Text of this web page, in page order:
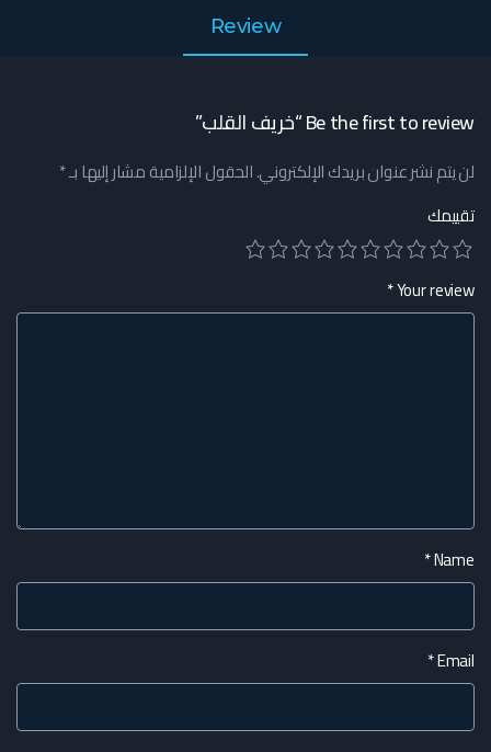
Review
Be the first to review “خريف القلب”
لن يتم نشر عنوان بريدك الإلكتروني.الحقول الإلزامية مشار إليها بـ*
تقييمك
Your review
*
Name
*
Email
*